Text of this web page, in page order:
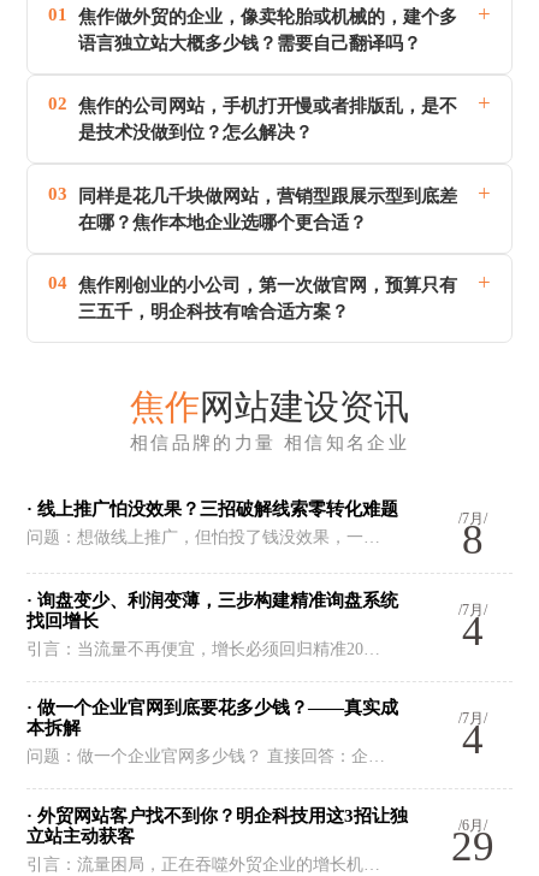
01
焦作做外贸的企业，像卖轮胎或机械的，建个多
语言独立站大概多少钱？需要自己翻译吗？
+
02 焦作的公司网站，手机打开慢或者排版乱，是不
是技术没做到位？怎么解决？
+
03
同样是花几千块做网站，营销型跟展示型到底差
在哪？焦作本地企业选哪个更合适？
+
04 焦作刚创业的小公司，第一次做官网，预算只有
三五千，明企科技有啥合适方案？
+
焦作网站建设资讯
相信品牌的力量 相信知名企业
/7月/
8
· 线上推广怕没效果？三招破解线索零转化难题
问题：想做线上推广，但怕投了钱没效果，一…
/7月/
4
· 询盘变少、利润变薄，三步构建精准询盘系统
找回增长
引言：当流量不再便宜，增长必须回归精准20…
/7月/
4
· 做一个企业官网到底要花多少钱？——真实成
本拆解
问题：做一个企业官网多少钱？ 直接回答：企…
/6月/
29
· 外贸网站客户找不到你？明企科技用这3招让独
立站主动获客
引言：流量困局，正在吞噬外贸企业的增长机…